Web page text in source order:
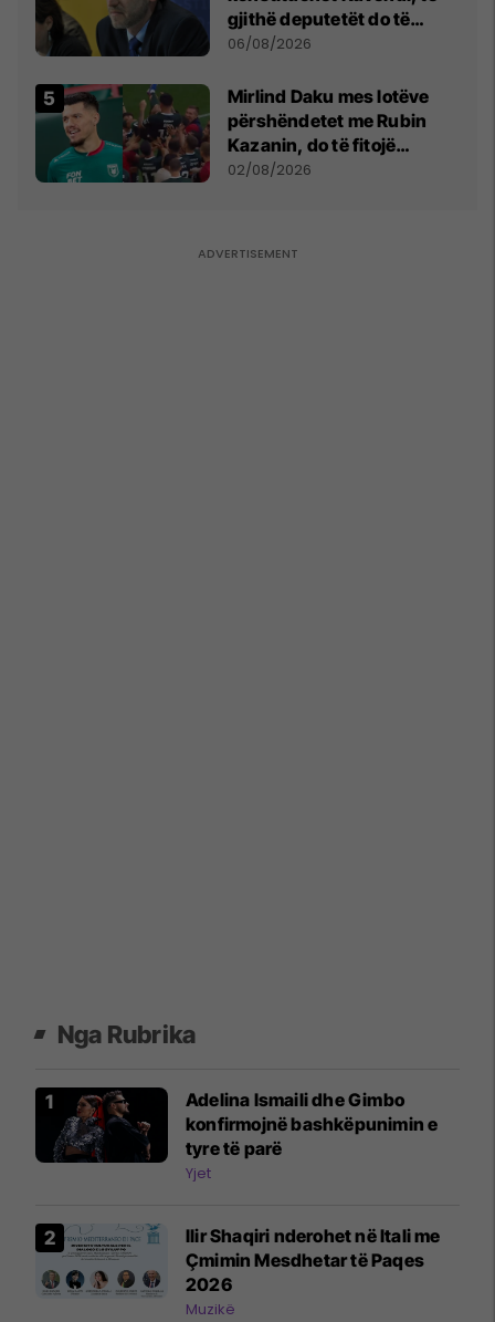
gjithë deputetët do të
bëjnë shkelje të rëndë
06/08/2026
Mirlind Daku mes lotëve
përshëndetet me Rubin
Kazanin, do të fitojë
miliona te Spartak Moska
02/08/2026
Nga Rubrika
Adelina Ismaili dhe Gimbo
konfirmojnë bashkëpunimin e
tyre të parë
Yjet
Ilir Shaqiri nderohet në Itali me
Çmimin Mesdhetar të Paqes
2026
Muzikë